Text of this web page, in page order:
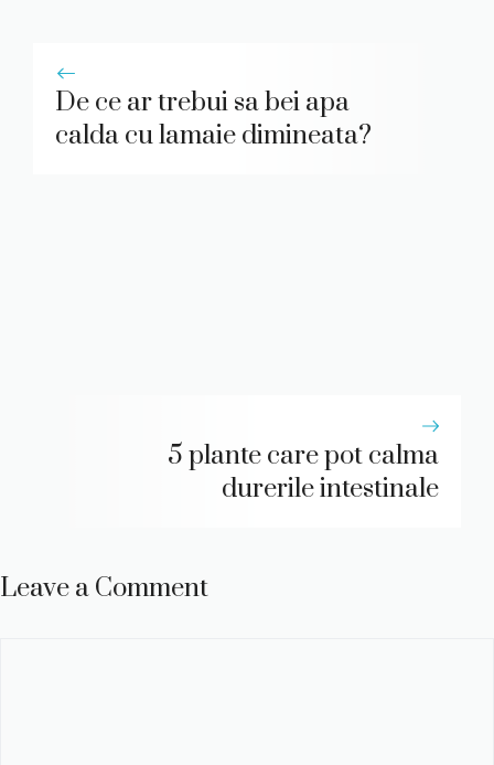
De ce ar trebui sa bei apa
calda cu lamaie dimineata?
5 plante care pot calma
durerile intestinale
Leave a Comment